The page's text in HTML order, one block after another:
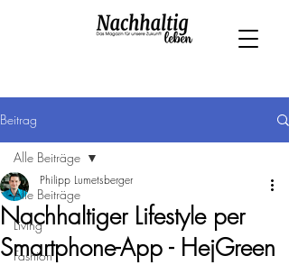
Beitrag
Alle Beiträge
Living
Fashion
Alle Beiträge
Nachhaltiger Lifestyle per
Smartphone-App - HejGreen
Philipp Lumetsberger